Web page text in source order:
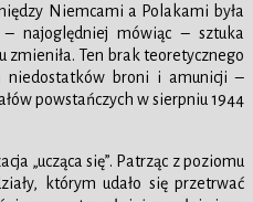
Niemcami a Polakami była
najoględniej mówiąc – sztuka
zmieniła. Ten brak teoretycznego
niedostatków broni i amunicji –
powstańczych w sierpniu 1944
„ucząca się”. Patrząc z poziomu
którym udało się przetrwać